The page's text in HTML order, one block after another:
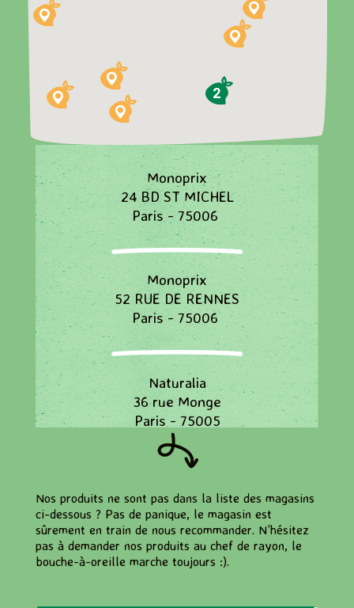
Monoprix
24 BD ST MICHEL
Paris - 75006
Monoprix
52 RUE DE RENNES
Paris - 75006
Naturalia
36 rue Monge
Paris - 75005
78, Boulevard Saint Michel
Paris - 75006
2
Nos produits ne sont pas dans la liste des magasins
ci-dessous ? Pas de panique, le magasin est
sûrement en train de nous recommander. N’hésitez
pas à demander nos produits au chef de rayon, le
bouche-à-oreille marche toujours :).